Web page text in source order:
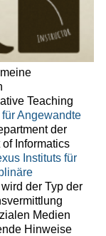
Teaching
Angewandte
der
Informatics
Instituts für
der Typ der
Medien
Hinweise